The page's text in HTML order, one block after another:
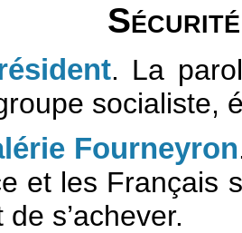
. La
socialiste,
Fourneyron
et les Français
s’achever.